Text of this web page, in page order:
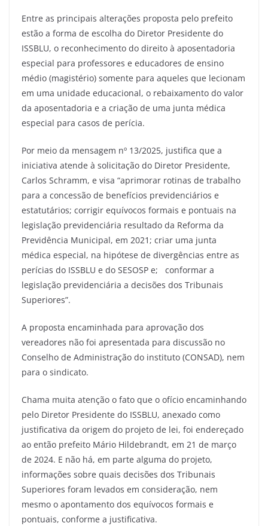
Entre as principais alterações proposta pelo prefeito
estão a forma de escolha do Diretor Presidente do
ISSBLU, o reconhecimento do direito à aposentadoria
especial para professores e educadores de ensino
médio (magistério) somente para aqueles que lecionam
em uma unidade educacional, o rebaixamento do valor
da aposentadoria e a criação de uma junta médica
especial para casos de perícia.
Por meio da mensagem nº 13/2025, justifica que a
iniciativa atende à solicitação do Diretor Presidente,
Carlos Schramm, e visa “aprimorar rotinas de trabalho
para a concessão de benefícios previdenciários e
estatutários; corrigir equívocos formais e pontuais na
legislação previdenciária resultado da Reforma da
Previdência Municipal, em 2021; criar uma junta
médica especial, na hipótese de divergências entre as
perícias do ISSBLU e do SESOSP e; conformar a
legislação previdenciária a decisões dos Tribunais
Superiores”.
A proposta encaminhada para aprovação dos
vereadores não foi apresentada para discussão no
Conselho de Administração do instituto (CONSAD), nem
para o sindicato.
Chama muita atenção o fato que o ofício encaminhando
pelo Diretor Presidente do ISSBLU, anexado como
justificativa da origem do projeto de lei, foi endereçado
ao então prefeito Mário Hildebrandt, em 21 de março
de 2024. E não há, em parte alguma do projeto,
informações sobre quais decisões dos Tribunais
Superiores foram levados em consideração, nem
mesmo o apontamento dos equívocos formais e
pontuais, conforme a justificativa.